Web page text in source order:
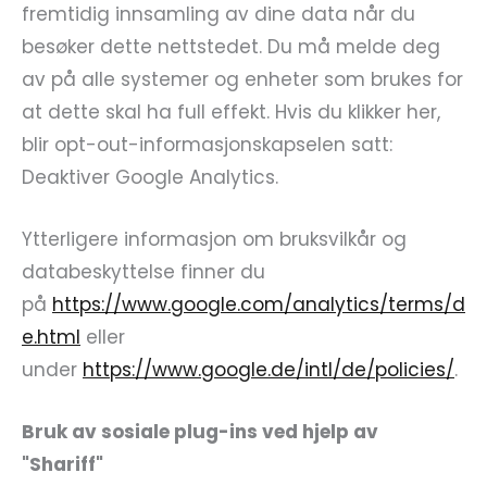
fremtidig innsamling av dine data når du
besøker dette nettstedet. Du må melde deg
av på alle systemer og enheter som brukes for
at dette skal ha full effekt. Hvis du klikker her,
blir opt-out-informasjonskapselen satt:
Deaktiver Google Analytics.
Ytterligere informasjon om bruksvilkår og
databeskyttelse finner du
på https://www.google.com/analytics/terms/d
e.html eller
under https://www.google.de/intl/de/policies/.
Bruk av sosiale plug-ins ved hjelp av
"Shariff"